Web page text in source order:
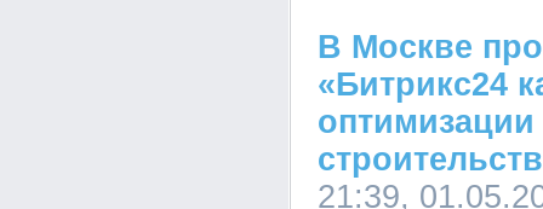
В Москве
«Битрикс24
оптимизации
21:39,